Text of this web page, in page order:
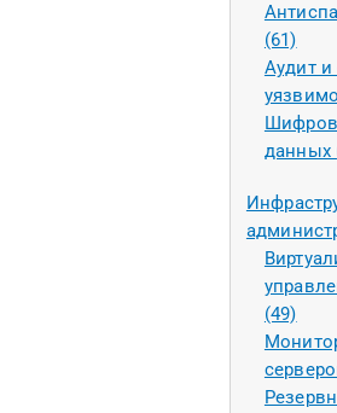
(61)
Аудит
данных
(49)